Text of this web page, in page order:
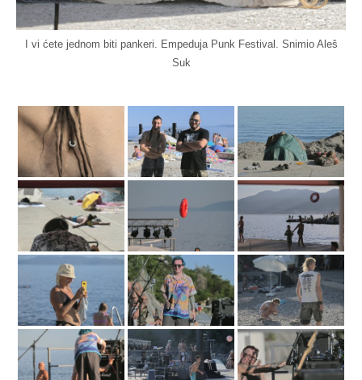
I vi ćete jednom biti pankeri. Empeduja Punk Festival. Snimio Aleš
Suk